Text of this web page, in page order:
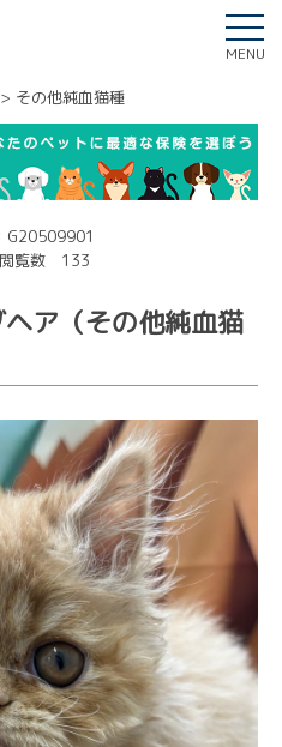
MENU
その他純血猫種
G20509901
閲覧数 133
ア（その他純血猫